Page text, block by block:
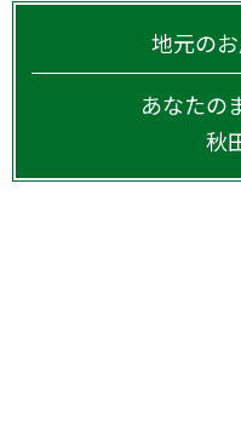
地元の
あなたの
秋